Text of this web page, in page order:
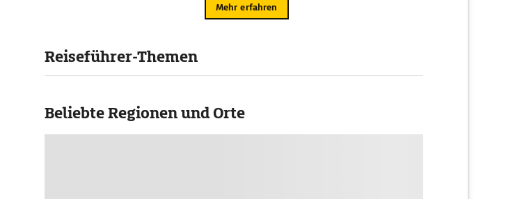
Mehr erfahren
Reiseführer-Themen
Beliebte Regionen und Orte